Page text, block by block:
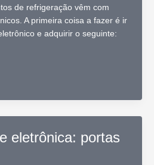
de refrigeração vêm com
A primeira coisa a fazer é ir
e adquirir o seguinte:
eletrônica: portas